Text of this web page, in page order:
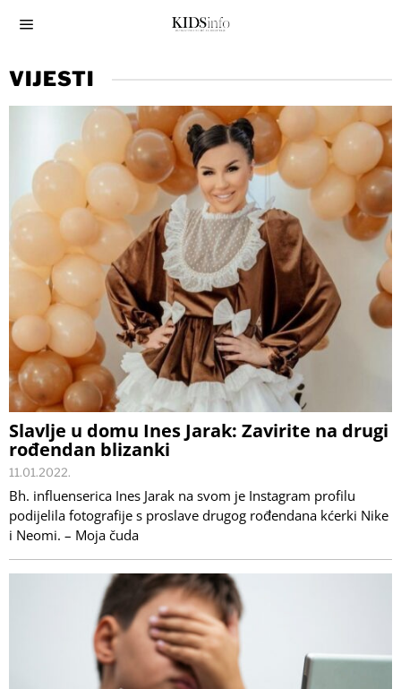
VIJESTI
Slavlje u domu Ines Jarak: Zavirite na drugi
rođendan blizanki
11.01.2022.
Bh. influenserica Ines Jarak na svom je Instagram profilu
podijelila fotografije s proslave drugog rođendana kćerki Nike
i Neomi. – Moja čuda